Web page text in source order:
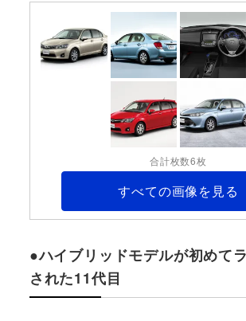
合計枚数6枚
すべての画像を見る
●ハイブリッドモデルが初めて
された11代目